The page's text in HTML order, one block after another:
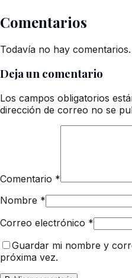
Comentarios
Todavía no hay
Deja un comentario
Los campos obligatorios
dirección de correo no se
Comentario *
Nombre *
Correo electrónico *
Guardar mi nombre y
próxima vez.